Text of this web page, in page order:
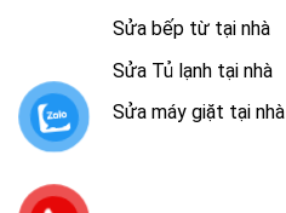
Sửa bếp từ tại nhà
Sửa Tủ lạnh tại nhà
Sửa máy giặt tại nhà